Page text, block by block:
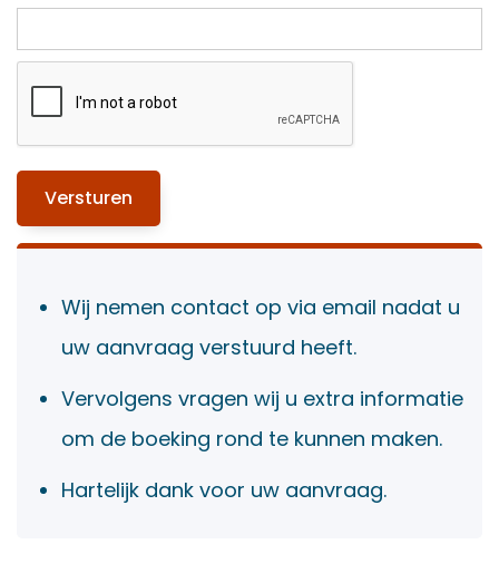
Wij nemen contact op via email nadat u
uw aanvraag verstuurd heeft.
Vervolgens vragen wij u extra informatie
om de boeking rond te kunnen maken.
Hartelijk dank voor uw aanvraag.